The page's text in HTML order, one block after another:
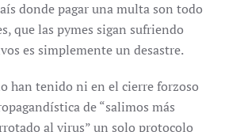
donde pagar una multa son todo
que las pymes sigan sufriendo
es simplemente un desastre.
han tenido ni en el cierre forzoso
de “salimos más
al virus” un solo protocolo